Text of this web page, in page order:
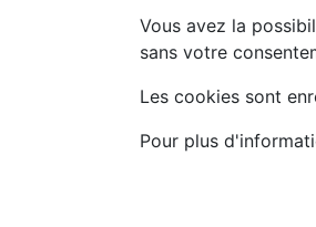
Vous avez la
sans votre
Les cookies sont
Pour plus